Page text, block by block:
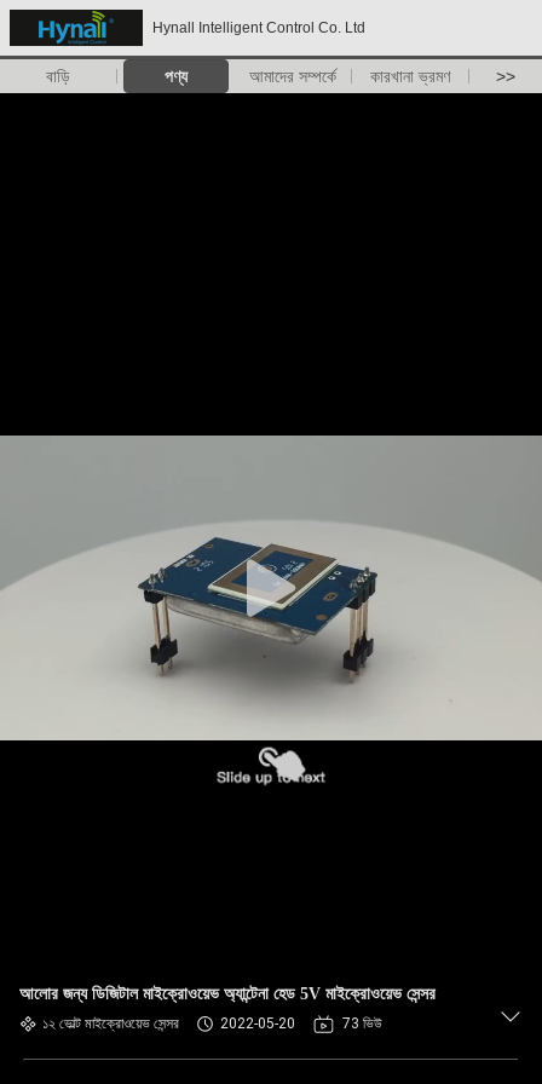
Hynall Intelligent Control Co. Ltd
বাড়ি পণ্য আমাদের সম্পর্কে কারখানা ভ্রমণ >>
আলোর জন্য ডিজিটাল মাইক্রোওয়েভ অ্যান্টেনা হেড 5V মাইক্রোওয়েভ সেন্সর
১২ ভোল্ট মাইক্রোওয়েভ সেন্সর 2022-05-20 73 ভিউ